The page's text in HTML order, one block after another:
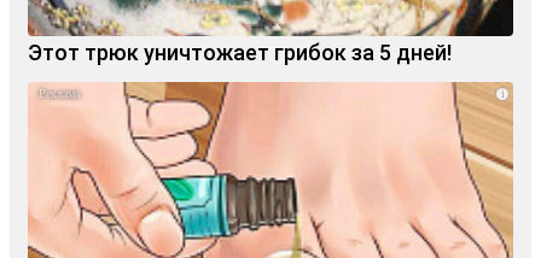
Этот трюк уничтожает грибок за 5 дней!
i